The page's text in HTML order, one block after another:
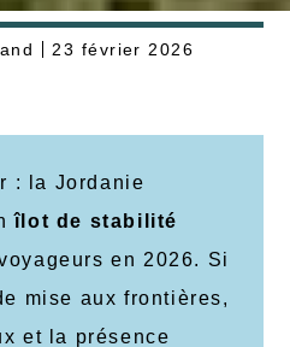
23 février 2026
: la Jordanie
îlot de stabilité
en 2026. Si
mise aux frontières,
et la présence